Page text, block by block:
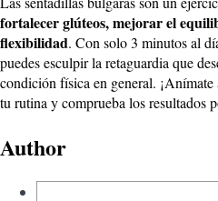
fortalecer glúteos, mejorar el
flexibilidad. Con solo 3 minutos al
puedes esculpir la retaguardia que
condición física en general.
tu rutina y comprueba los resultados
Author